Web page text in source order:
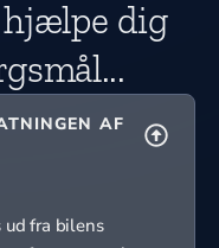
dig
AF
ud fra bilens